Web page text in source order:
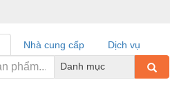
Nhà cung cấp
Dịch vụ
Danh mục